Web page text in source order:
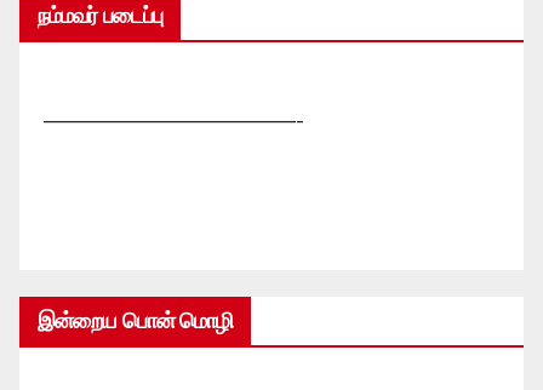
நம்மவர் படைப்பு
—————————————-
இன்றைய பொன் மொழி